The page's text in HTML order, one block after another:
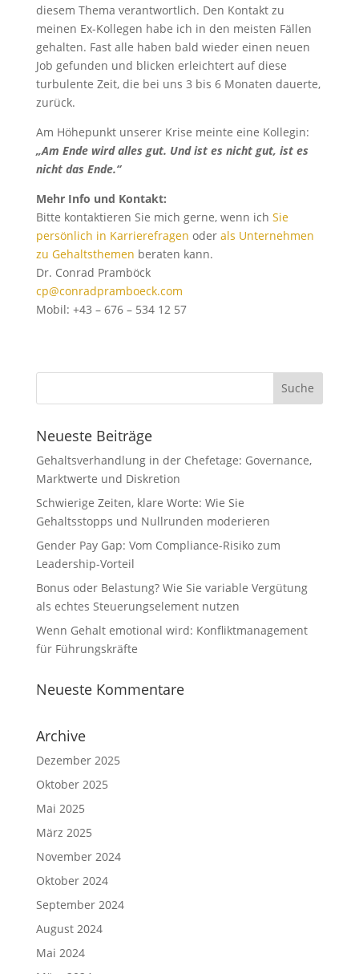
diesem Thema verantwortlich. Den Kontakt zu
meinen Ex-Kollegen habe ich in den meisten Fällen
gehalten. Fast alle haben bald wieder einen neuen
Job gefunden und blicken erleichtert auf diese
turbulente Zeit, die bei uns 3 bis 6 Monaten dauerte,
zurück.
Am Höhepunkt unserer Krise meinte eine Kollegin:
„Am Ende wird alles gut. Und ist es nicht gut, ist es
nicht das Ende.“
Mehr Info und Kontakt:
Bitte kontaktieren Sie mich gerne, wenn ich Sie
persönlich in Karrierefragen oder als Unternehmen
zu Gehaltsthemen beraten kann.
Dr. Conrad Pramböck
cp@conradpramboeck.com
Mobil: +43 – 676 – 534 12 57
Neueste Beiträge
Gehaltsverhandlung in der Chefetage: Governance,
Marktwerte und Diskretion
Schwierige Zeiten, klare Worte: Wie Sie
Gehaltsstopps und Nullrunden moderieren
Gender Pay Gap: Vom Compliance-Risiko zum
Leadership-Vorteil
Bonus oder Belastung? Wie Sie variable Vergütung
als echtes Steuerungselement nutzen
Wenn Gehalt emotional wird: Konfliktmanagement
für Führungskräfte
Neueste Kommentare
Archive
Dezember 2025
Oktober 2025
Mai 2025
März 2025
November 2024
Oktober 2024
September 2024
August 2024
Mai 2024